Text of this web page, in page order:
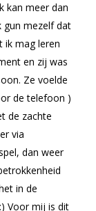
kan meer dan
gun mezelf dat
ik mag leren
en zij was
Ze voelde
de telefoon )
de zachte
via
dan weer
in de
Voor mij is dit